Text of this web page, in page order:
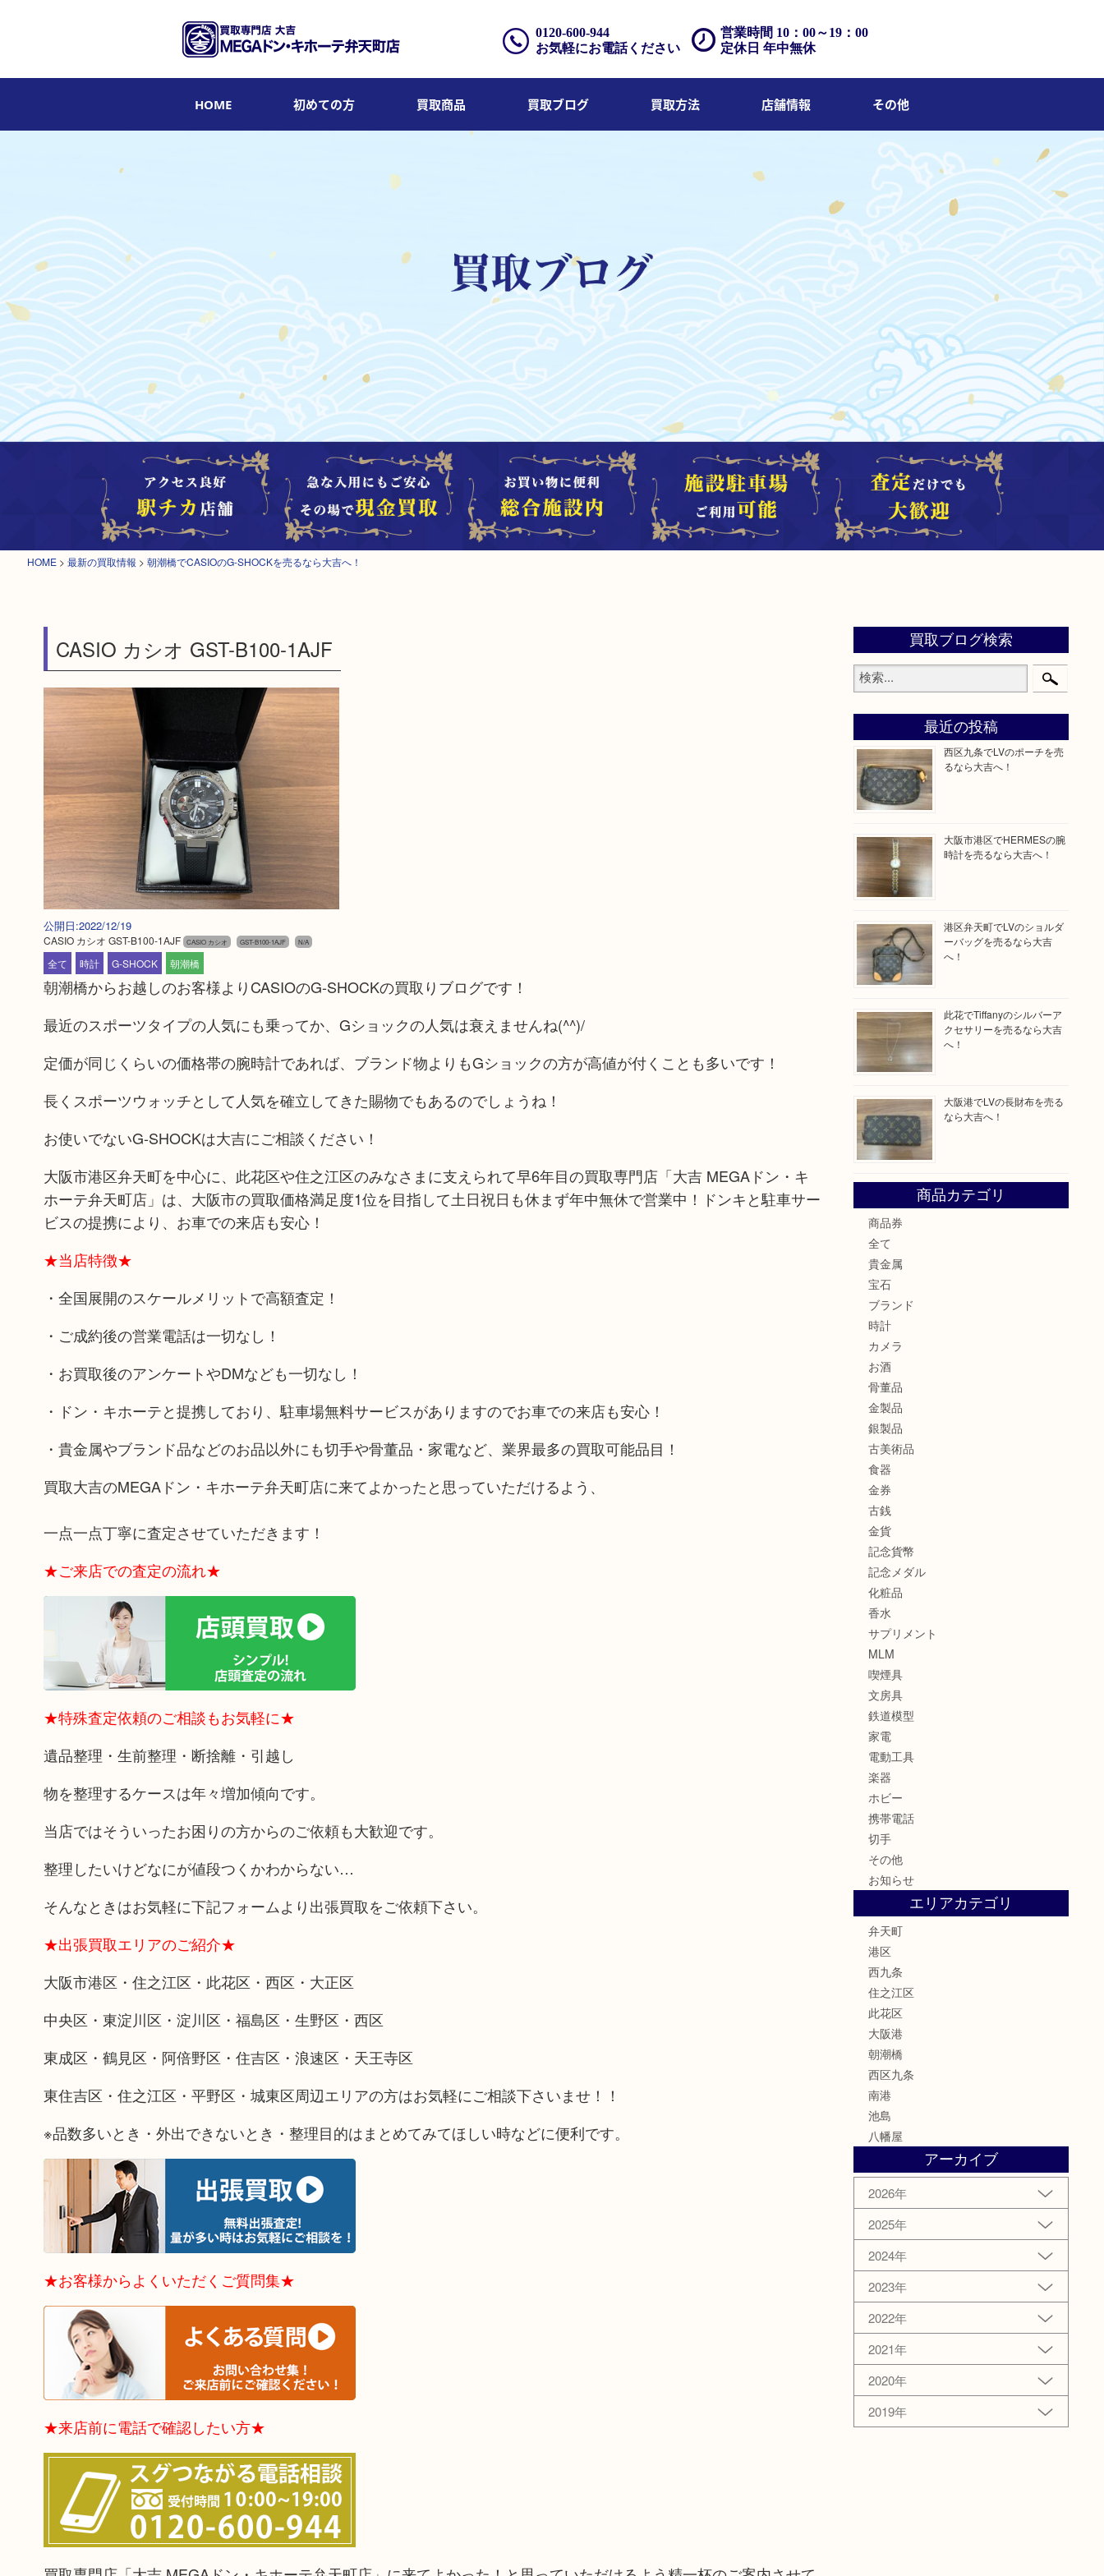
営業時間 10：00～19：00
定休日 年中無休
0120-600-944
お気軽にお電話ください
HOME 初めての方 買取商品 買取ブログ 買取方法 店舗情報 その他
HOME > 最新の買取情報 > 朝潮橋でCASIOのG-SHOCKを売るなら大吉へ！
CASIO カシオ GST-B100-1AJF
公開日:2022/12/19
CASIO カシオ GST-B100-1AJF CASIO カシオ GST-B100-1AJF N/A
全て 時計 G-SHOCK 朝潮橋
朝潮橋からお越しのお客様よりCASIOのG-SHOCKの買取りブログです！
最近のスポーツタイプの人気にも乗ってか、Gショックの人気は衰えませんね(^^)/
定価が同じくらいの価格帯の腕時計であれば、ブランド物よりもGショックの方が高値が付くことも多いです！
長くスポーツウォッチとして人気を確立してきた賜物でもあるのでしょうね！
お使いでないG-SHOCKは大吉にご相談ください！
大阪市港区弁天町を中心に、此花区や住之江区のみなさまに支えられて早6年目の買取専門店「大吉 MEGAドン・キ
ホーテ弁天町店」は、大阪市の買取価格満足度1位を目指して土日祝日も休まず年中無休で営業中！ドンキと駐車サー
ビスの提携により、お車での来店も安心！
★当店特徴★
・全国展開のスケールメリットで高額査定！
・ご成約後の営業電話は一切なし！
・お買取後のアンケートやDMなども一切なし！
・ドン・キホーテと提携しており、駐車場無料サービスがありますのでお車での来店も安心！
・貴金属やブランド品などのお品以外にも切手や骨董品・家電など、業界最多の買取可能品目！
買取大吉のMEGAドン・キホーテ弁天町店に来てよかったと思っていただけるよう、
一点一点丁寧に査定させていただきます！
★ご来店での査定の流れ★
★特殊査定依頼のご相談もお気軽に★
遺品整理・生前整理・断捨離・引越し
物を整理するケースは年々増加傾向です。
当店ではそういったお困りの方からのご依頼も大歓迎です。
整理したいけどなにが値段つくかわからない…
そんなときはお気軽に下記フォームより出張買取をご依頼下さい。
★出張買取エリアのご紹介★
大阪市港区・住之江区・此花区・西区・大正区
中央区・東淀川区・淀川区・福島区・生野区・西区
東成区・鶴見区・阿倍野区・住吉区・浪速区・天王寺区
東住吉区・住之江区・平野区・城東区周辺エリアの方はお気軽にご相談下さいませ！！
※品数多いとき・外出できないとき・整理目的はまとめてみてほしい時などに便利です。
★お客様からよくいただくご質問集★
★来店前に電話で確認したい方★
買取ブログ検索
最近の投稿
西区九条でLVのポーチを売
るなら大吉へ！
大阪市港区でHERMESの腕
時計を売るなら大吉へ！
港区弁天町でLVのショルダ
ーバッグを売るなら大吉
へ！
此花でTiffanyのシルバーア
クセサリーを売るなら大吉
へ！
大阪港でLVの長財布を売る
なら大吉へ！
商品カテゴリ
商品券
全て
貴金属
宝石
ブランド
時計
カメラ
お酒
骨董品
金製品
銀製品
古美術品
食器
金券
古銭
金貨
記念貨幣
記念メダル
化粧品
香水
サプリメント
MLM
喫煙具
文房具
鉄道模型
家電
電動工具
楽器
ホビー
携帯電話
切手
その他
お知らせ
エリアカテゴリ
弁天町
港区
西九条
住之江区
此花区
大阪港
朝潮橋
西区九条
南港
池島
八幡屋
アーカイブ
2026年
2025年
2024年
2023年
2022年
2021年
2020年
2019年